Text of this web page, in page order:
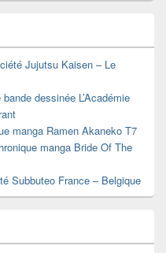
Jujutsu Kaisen – Le
dessinée L’Académie
manga Ramen Akaneko T7
manga Bride Of The
Subbuteo France – Belgique